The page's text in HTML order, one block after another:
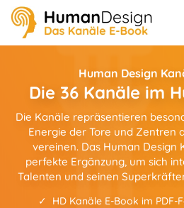
Human Design
Die 36 Kanäle im
Die Kanäle repräsentieren
Energie der Tore und Zentren
vereinen. Das Human Design
perfekte Ergänzung, um sich
Talenten und seinen
HD Kanäle E-Book im